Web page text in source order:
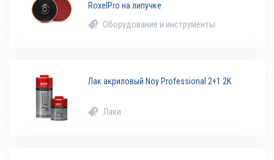
RoxelPro на липучке
Оборудование и инструменты
Лак акриловый Noy Professional 2+1 2K
Лаки